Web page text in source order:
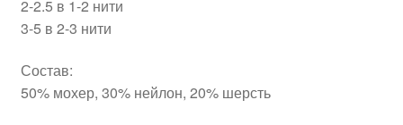
2-2.5 в 1-2 нити
3-5 в 2-3 нити
Состав:
50% мохер, 30% нейлон, 20% шерсть